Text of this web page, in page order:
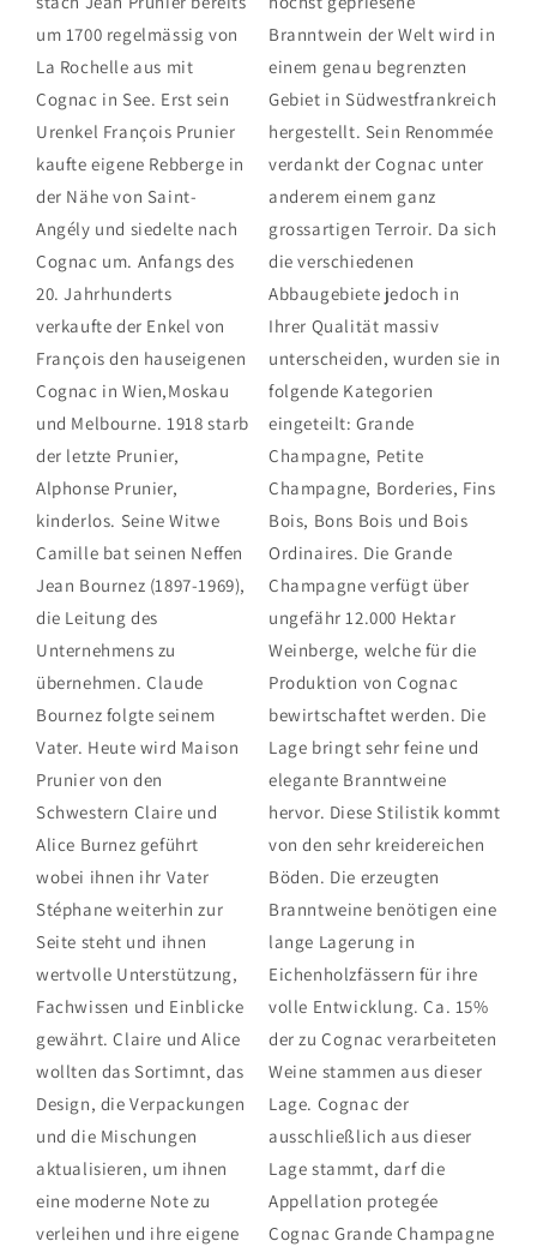
um 1700 regelmässig von
La Rochelle aus mit
Cognac in See. Erst sein
Urenkel François Prunier
kaufte eigene Rebberge in
der Nähe von Saint-
Angély und siedelte nach
Cognac um. Anfangs des
20. Jahrhunderts
verkaufte der Enkel von
François den hauseigenen
Cognac in Wien,Moskau
und Melbourne. 1918 starb
der letzte Prunier,
Alphonse Prunier,
kinderlos. Seine Witwe
Camille bat seinen Neffen
Jean Bournez (1897-1969),
die Leitung des
Unternehmens zu
übernehmen. Claude
Bournez folgte seinem
Vater. Heute wird Maison
Prunier von den
Schwestern Claire und
Alice Burnez geführt
wobei ihnen ihr Vater
Stéphane weiterhin zur
Seite steht und ihnen
wertvolle Unterstützung,
Fachwissen und Einblicke
gewährt. Claire und Alice
wollten das Sortimnt, das
Design, die Verpackungen
und die Mischungen
aktualisieren, um ihnen
eine moderne Note zu
verleihen und ihre eigene
Branntwein der Welt wird in
einem genau begrenzten
Gebiet in Südwestfrankreich
hergestellt. Sein Renommée
verdankt der Cognac unter
anderem einem ganz
grossartigen Terroir. Da sich
die verschiedenen
Abbaugebiete jedoch in
Ihrer Qualität massiv
unterscheiden, wurden sie in
folgende Kategorien
eingeteilt: Grande
Champagne, Petite
Champagne, Borderies, Fins
Bois, Bons Bois und Bois
Ordinaires. Die Grande
Champagne verfügt über
ungefähr 12.000 Hektar
Weinberge, welche für die
Produktion von Cognac
bewirtschaftet werden. Die
Lage bringt sehr feine und
elegante Branntweine
hervor. Diese Stilistik kommt
von den sehr kreidereichen
Böden. Die erzeugten
Branntweine benötigen eine
lange Lagerung in
Eichenholzfässern für ihre
volle Entwicklung. Ca. 15%
der zu Cognac verarbeiteten
Weine stammen aus dieser
Lage. Cognac der
ausschließlich aus dieser
Lage stammt, darf die
Appellation protegée
Cognac Grande Champagne